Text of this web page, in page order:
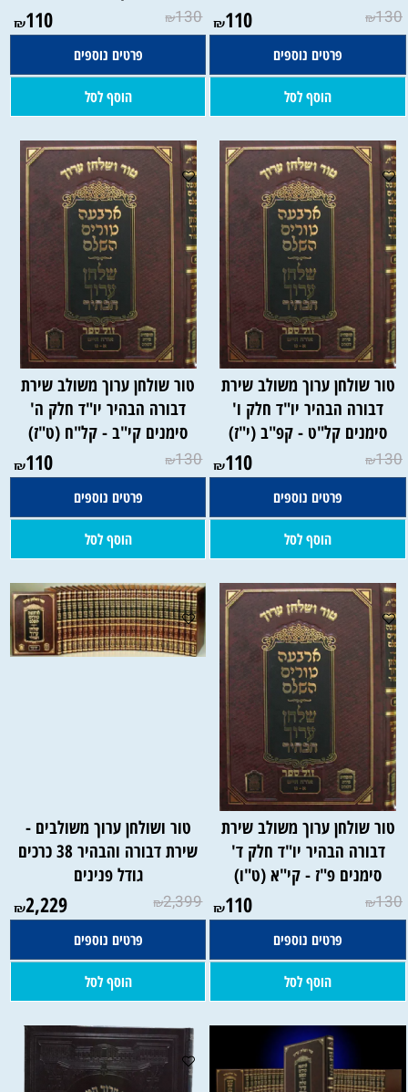
₪130
₪110
פרטים נוספים
הוסף לסל
₪130
₪110
פרטים נוספים
הוסף לסל
טור שולחן ערוך משולב שירת
דבורה הבהיר יו"ד חלק ו'
סימנים קל"ט - קפ"ב (י"ז)
₪130
₪110
פרטים נוספים
הוסף לסל
טור שולחן ערוך משולב שירת
דבורה הבהיר יו"ד חלק ה'
סימנים קי"ב - קל"ח (ט"ז)
₪130
₪110
פרטים נוספים
הוסף לסל
טור שולחן ערוך משולב שירת
דבורה הבהיר יו"ד חלק ד'
סימנים פ"ז - קי"א (ט"ו)
₪130
₪110
פרטים נוספים
הוסף לסל
טור ושולחן ערוך משולבים -
שירת דבורה והבהיר 38 כרכים
גודל פנינים
₪2,399
₪2,229
פרטים נוספים
הוסף לסל